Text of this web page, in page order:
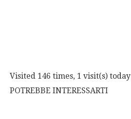
Visited 146 times, 1 visit(s) today
POTREBBE INTERESSARTI